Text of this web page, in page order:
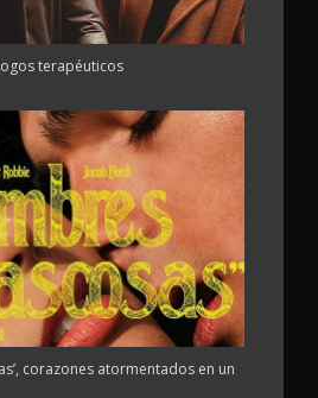
terapéuticos
corazones atormentados en un